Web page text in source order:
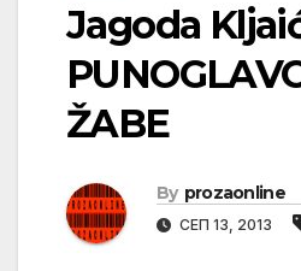
Jagoda
ŽABE
By prozaonline
СЕП 13, 2013